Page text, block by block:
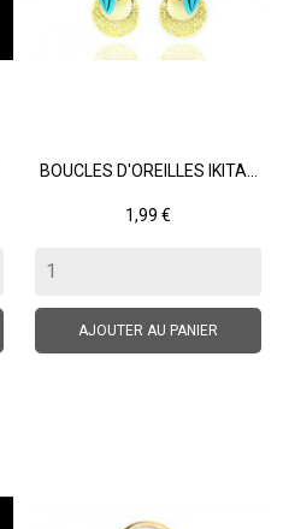
BOUCLES D'OREILLES IKITA...
Prix
1,99 €
AJOUTER AU PANIER